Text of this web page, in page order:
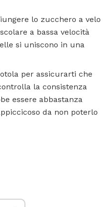
lo zucchero a velo
a bassa velocità
si uniscono in una
per assicurarti che
la consistenza
essere abbastanza
da non poterlo